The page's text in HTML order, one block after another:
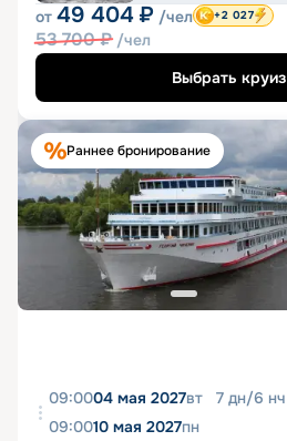
от 49 404 ₽ /чел
53 700₽ /чел
+2 027
Выбрать круиз
Раннее бронирование
09:0004 мая 2027вт 7 дн/6 нч
09:0010 мая 2027пн